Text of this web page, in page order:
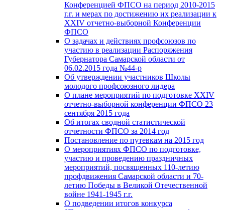
Конференцией ФПСО на период 2010-2015
г.г. и мерах по достижению их реализации к
XXIV отчетно-выборной Конференции
ФПСО
О задачах и действиях профсоюзов по
участию в реализации Распоряжения
Губернатора Самарской области от
06.02.2015 года №44-р
Об утверждении участников Школы
молодого профсоюзного лидера
О плане мероприятий по подготовке XXIV
отчетно-выборной конференции ФПСО 23
сентября 2015 года
Об итогах сводной статистической
отчетности ФПСО за 2014 год
Постановление по путевкам на 2015 год
О мероприятиях ФПСО по подготовке,
участию и проведению праздничных
мероприятий, посвященных 110-летию
профдвижения Самарской области и 70-
летию Победы в Великой Отечественной
войне 1941-1945 г.г.
О подведении итогов конкурса